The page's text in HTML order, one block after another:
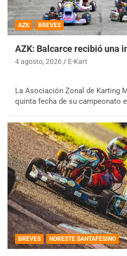
AZK BREVES
AZK: Balcarce recibió una
4 agosto, 2026 E-Kart
La Asociación Zonal de Karting
quinta fecha de su campeonato
BREVES NORESTE SANTAFESINO